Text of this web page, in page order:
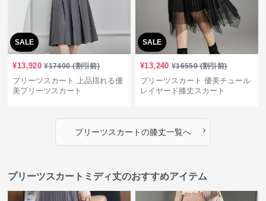
SALE
¥13,920 ¥17400(割引前)
プリーツスカート 上品揺れる優
美プリーツスカート
SALE
¥13,240 ¥16550(割引前)
プリーツスカート 優美チュール
レイヤード膝丈スカート
プリーツスカートの膝丈一覧へ ›
プリーツスカートミディ丈のおすすめアイテム